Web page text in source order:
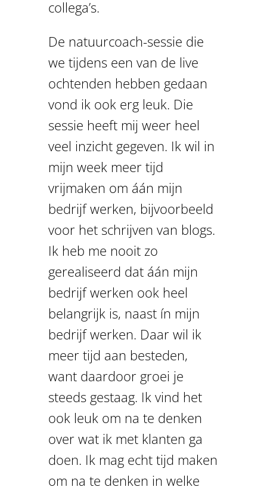
collega’s.
De natuurcoach-sessie die
we tijdens een van de live
ochtenden hebben gedaan
vond ik ook erg leuk. Die
sessie heeft mij weer heel
veel inzicht gegeven. Ik wil in
mijn week meer tijd
vrijmaken om áán mijn
bedrijf werken, bijvoorbeeld
voor het schrijven van blogs.
Ik heb me nooit zo
gerealiseerd dat áán mijn
bedrijf werken ook heel
belangrijk is, naast ín mijn
bedrijf werken. Daar wil ik
meer tijd aan besteden,
want daardoor groei je
steeds gestaag. Ik vind het
ook leuk om na te denken
over wat ik met klanten ga
doen. Ik mag echt tijd maken
om na te denken in welke